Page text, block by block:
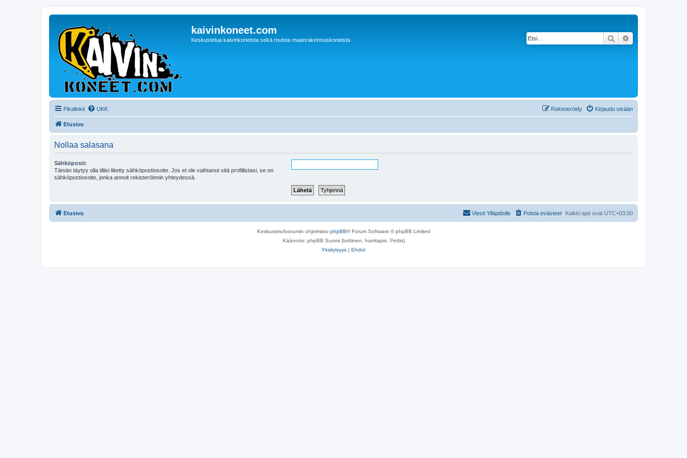
kaivinkoneet.com
Keskustelua kaivinkoneista sekä muista maanrakennuskoneista Etsi
Pikalinkit UKK Kirjaudu sisään
Rekisteröidy
Etusivu
Nollaa salasana
Sähköposti:
Tämän täytyy olla tiliisi liitetty sähköpostiosoite. Jos et ole vaihtanut sitä profiilistasi, se on
sähköpostiosoite, jonka annoit rekisteröinnin yhteydessä.
Etusivu Kaikki ajat ovat UTC+03:00
Poista evästeet
Viesti Ylläpidolle
Keskustelufoorumin ohjelmisto phpBB® Forum Software © phpBB Limited
Käännös: phpBB Suomi (lurttinen, harritapio, Pettis)
Yksityisyys | Ehdot